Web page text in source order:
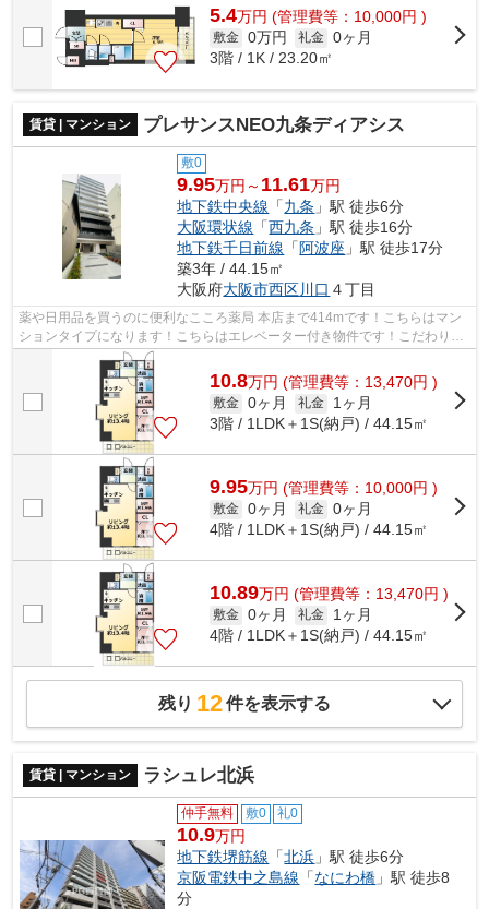
5.4万円 (管理費等：10,000円 )
敷金 0万円 礼金 0ヶ月
3階 / 1K / 23.20㎡
賃貸 | マンション プレサンスNEO九条ディアシス
敷0
9.95万円～ 11.61万円
地下鉄中央線 「九条 」駅 徒歩6分
大阪環状線 「西九条 」駅 徒歩16分
地下鉄千日前線 「阿波座 」駅 徒歩17分
築3年 / 44.15㎡
大阪府大阪市西区川口 ４丁目
薬や日用品を買うのに便利なこころ薬局 本店まで414mです！こちらはマン
ションタイプになります！こちらはエレベーター付き物件です！こだわりポ
イント満載のプレサンスNEO九条ディア...
10.8万円 (管理費等：13,470円 )
敷金 0ヶ月 礼金
1ヶ月
3階 / 1LDK＋1S(納戸) / 44.15㎡
9.95万円 (管理費等：10,000円 )
敷金 0ヶ月 礼金 0ヶ月
4階 / 1LDK＋1S(納戸) / 44.15㎡
10.89万円 (管理費等：13,470円 )
敷金 0ヶ月 礼金
1ヶ月
4階 / 1LDK＋1S(納戸) / 44.15㎡
残り 12件を表示する
賃貸 | マンション ラシュレ北浜
仲手無料 敷0 礼0
10.9万円
地下鉄堺筋線 「北浜 」駅 徒歩6分
京阪電鉄中之島線 「なにわ橋 」駅 徒歩8
分